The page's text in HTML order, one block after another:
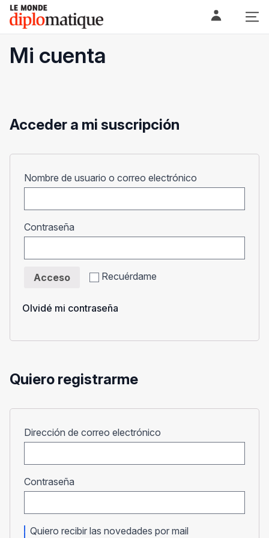
Skip
content
Le monde diplomatique
Mi cuenta
Acceder a mi suscripción
Nombre de usuario o correo electrónico
Contraseña
Recuérdame
Acceso
Olvidé mi contraseña
Quiero registrarme
Dirección de correo electrónico
Contraseña
Quiero recibir las novedades por mail